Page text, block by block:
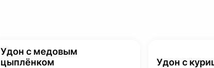
Удон с медовым
цыплёнком
Удон с